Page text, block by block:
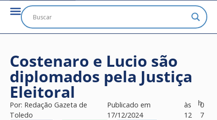
Costenaro e Lucio são
diplomados pela Justiça
Eleitoral
Por: Redação Gazeta de
Toledo
Publicado em
17/12/2024
às
12
h0
7